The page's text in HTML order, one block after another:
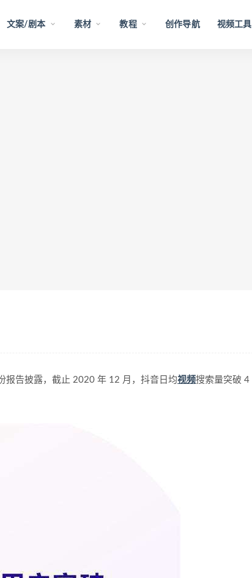
文案/剧本 素材 教程 创作导航 视频工具
报告披露，截止 2020 年 12 月，抖音日均视频搜索量突破 4